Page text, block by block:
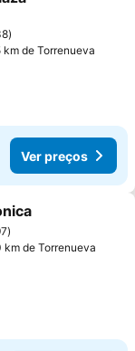
favoritos
km de Torrenueva
Ver preços
favoritos
km de Torrenueva